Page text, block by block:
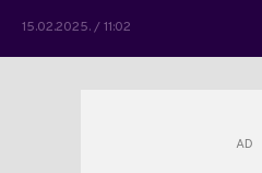
15.02.2025. / 11:02